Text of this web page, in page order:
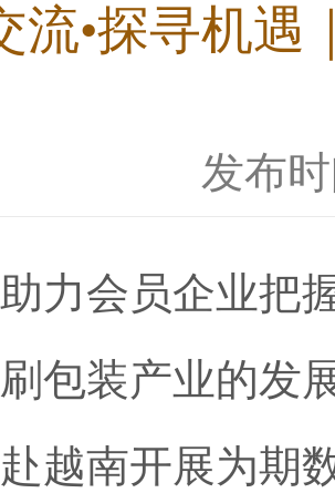
流•探寻机遇
发布
会员企业把握
包装产业的发
越南开展为期